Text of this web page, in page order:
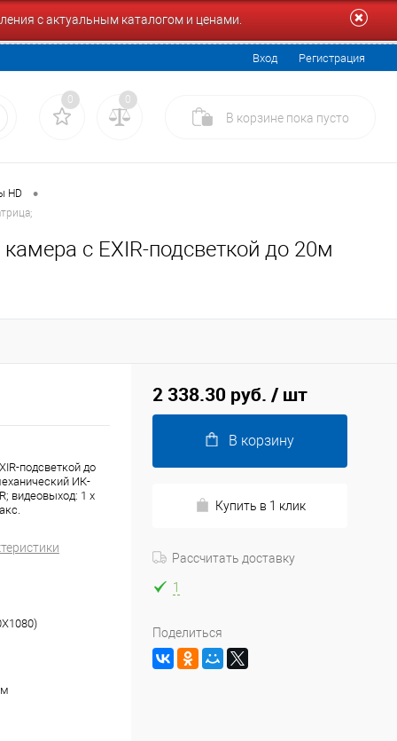
с актуальным каталогом и ценами.
Вход Регистрация
0 0
В корзине пока пусто
HD •
с EXIR-подсветкой до 20м
подсветкой до
ИК-
видеовыход: 1 х
2 338.30 руб. / шт
В корзину
Купить в 1 клик
Рассчитать доставку
1
Поделиться